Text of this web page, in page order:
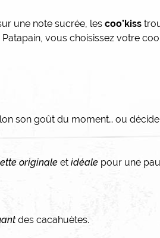
une note sucrée, les coo’kiss
vous choisissez votre
son goût du moment… ou
originale et idéale pour une
des cacahuètes.